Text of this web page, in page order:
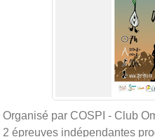
Organisé par COSPI - Club
2 épreuves indépendantes